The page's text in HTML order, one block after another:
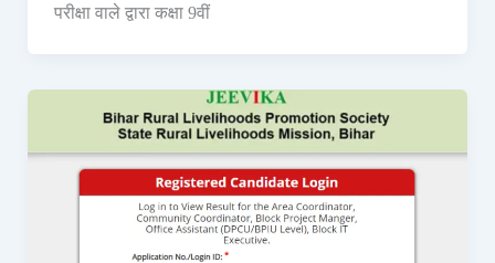
परीक्षा वाले द्वारा कक्षा 9वीं